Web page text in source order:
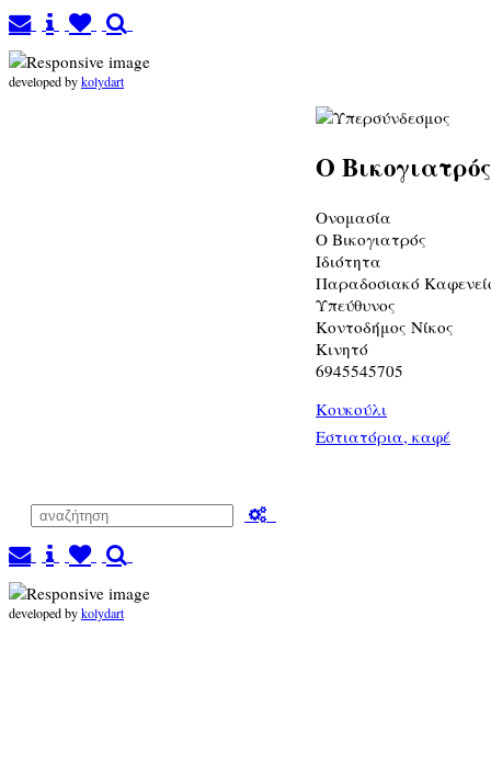
developed bykolydart
Ο
Ονομασία
Ο Βικογιατρός
Ιδιότητα
Παραδοσιακό
Υπεύθυνος
Κοντοδήμος Νίκος
Κινητό
6945545705
Κουκούλι
Εστιατόρια, καφέ
developed bykolydart